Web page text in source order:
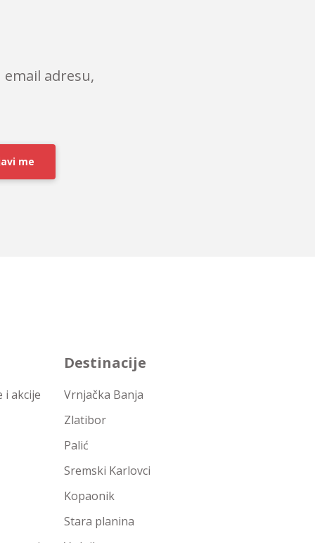
adresu,
me
i akcije
Destinacije
Vrnjačka Banja
Zlatibor
Palić
Sremski Karlovci
Kopaonik
Stara planina